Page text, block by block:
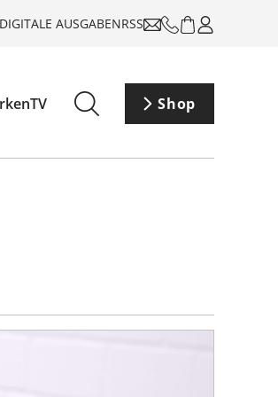
DIGITALE AUSGABENRSS
Shop